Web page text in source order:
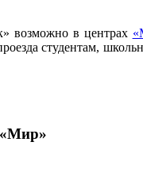
возможно в центрах
студентам,
«Мир»